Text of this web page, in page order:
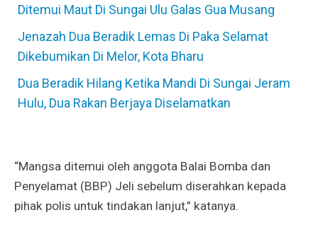
Ditemui Maut Di Sungai Ulu Galas Gua Musang
Jenazah Dua Beradik Lemas Di Paka Selamat
Dikebumikan Di Melor, Kota Bharu
Dua Beradik Hilang Ketika Mandi Di Sungai Jeram
Hulu, Dua Rakan Berjaya Diselamatkan
“Mangsa ditemui oleh anggota Balai Bomba dan
Penyelamat (BBP) Jeli sebelum diserahkan kepada
pihak polis untuk tindakan lanjut,” katanya.